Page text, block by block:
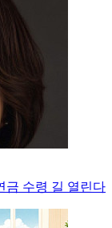
금 수령 길 열린다